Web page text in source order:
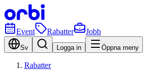
Event Rabatter Jobb
Sv Logga in Öppna meny
Rabatter